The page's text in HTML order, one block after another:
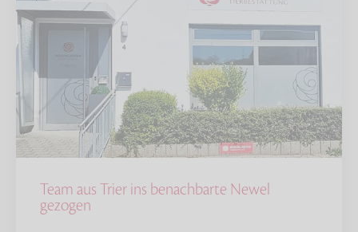
Team aus Trier ins benachbarte Newel
gezogen